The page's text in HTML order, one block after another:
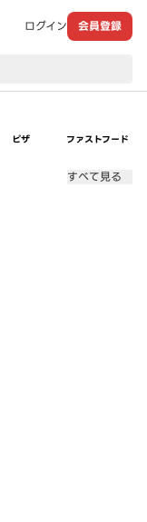
ログイン 会員登録
ピザ ファストフード
すべて見る